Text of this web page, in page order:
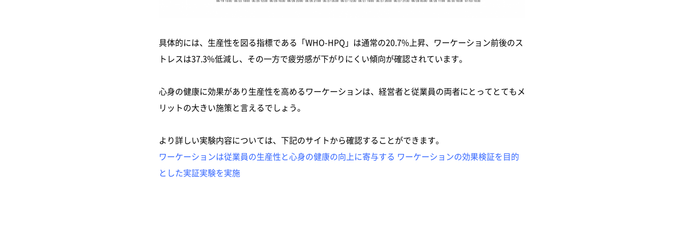
具体的には、生産性を図る指標である「WHO-HPQ」は通常の20.7%上昇、ワーケーション前後のス
トレスは37.3%低減し、その一方で疲労感が下がりにくい傾向が確認されています。
心身の健康に効果があり生産性を高めるワーケーションは、経営者と従業員の両者にとってとてもメ
リットの大きい施策と言えるでしょう。
より詳しい実験内容については、下記のサイトから確認することができます。
ワーケーションは従業員の生産性と心身の健康の向上に寄与する ワーケーションの効果検証を目的
とした実証実験を実施